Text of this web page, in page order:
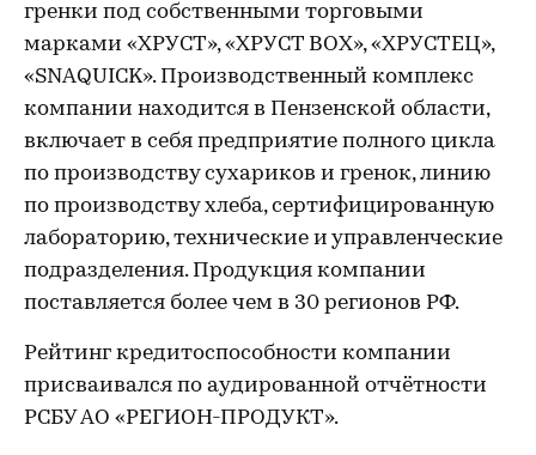
гренки под собственными торговыми
марками «ХРУСТ», «ХРУСТ BOX», «ХРУСТЕЦ»,
«SNAQUICK». Производственный комплекс
компании находится в Пензенской области,
включает в себя предприятие полного цикла
по производству сухариков и гренок, линию
по производству хлеба, сертифицированную
лабораторию, технические и управленческие
подразделения. Продукция компании
поставляется более чем в 30 регионов РФ.
Рейтинг кредитоспособности компании
присваивался по аудированной отчётности
РСБУ АО «РЕГИОН-ПРОДУКТ».